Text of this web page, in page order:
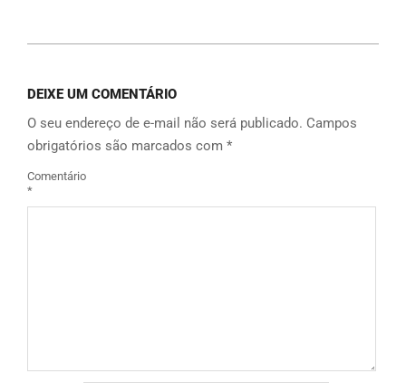
DEIXE UM COMENTÁRIO
O seu endereço de e-mail não será publicado. Campos
obrigatórios são marcados com *
Comentário
*